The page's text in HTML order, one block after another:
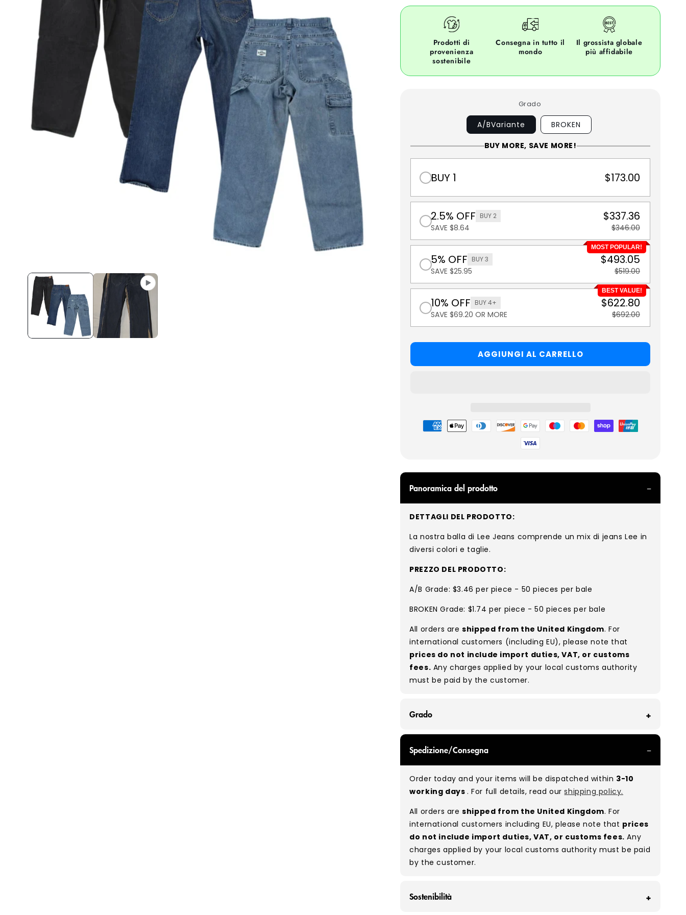
Prodotti di
provenienza
sostenibile
Consegna in tutto il
mondo
Il grossista globale
più affidabile
Grado
A/BVariante BROKEN
BUY MORE, SAVE MORE!
BUY 1 $173.00
2.5% OFF BUY 2
SAVE $8.64
$337.36
$346.00
MOST POPULAR!
5% OFF BUY 3
SAVE $25.95
$493.05
$519.00
BEST VALUE!
10% OFF BUY 4+
SAVE $69.20 OR MORE
$622.80
$692.00
AGGIUNGI AL CARRELLO
Metodi
Panoramica del prodotto
DETTAGLI DEL PRODOTTO:
La nostra balla di Lee Jeans comprende un mix di jeans Lee in
diversi colori e taglie.
PREZZO DEL PRODOTTO:
A/B Grade: $3.46 per piece - 50 pieces per bale
BROKEN Grade: $1.74 per piece - 50 pieces per bale
All orders areshipped from the United Kingdom. For
international customers (including EU), please note that
prices do not include import duties, VAT, or customs
fees. Any charges applied by your local customs authority
must be paid by the customer.
Grado
expect a mix of items in great and good condition. Some will
be defect-free, while others will show signs of wear. There is
no set ratio between Grade A and Grade B items included in
our bales due to the nature of used/vintage clothing.
Typical mix: A 80% B 20%(approx.)
Spedizione/Consegna
Order today and your items will be dispatched within 3-10
working days . For full details, read ourshipping policy.
All orders areshipped from the United Kingdom. For
international customers including EU, please note that prices
do not include import duties, VAT, or customs fees. Any
charges applied by your local customs authority must be paid
by the customer.
Sostenibilità